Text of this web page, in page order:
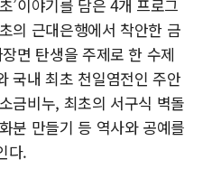
’이야기를 담은 4개 프로그
의 근대은행에서 착안한 금
면 탄생을 주제로 한 수제
국내 최초 천일염전인 주안
금비누, 최초의 서구식 벽돌
분 만들기 등 역사와 공예를
다.